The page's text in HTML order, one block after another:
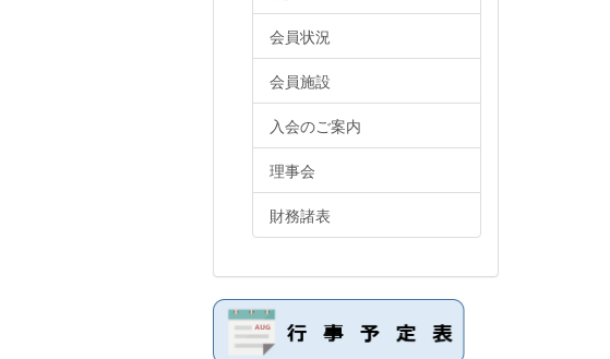
会員状況
会員施設
入会のご案内
理事会
財務諸表